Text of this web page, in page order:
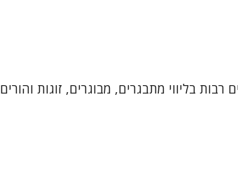
בליווי מתבגרים, מבוגרים, זוגות